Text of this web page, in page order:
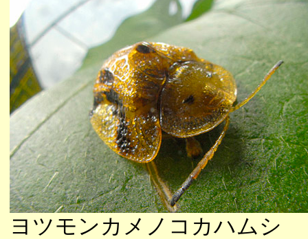
ヨツモンカメノコカハムシ